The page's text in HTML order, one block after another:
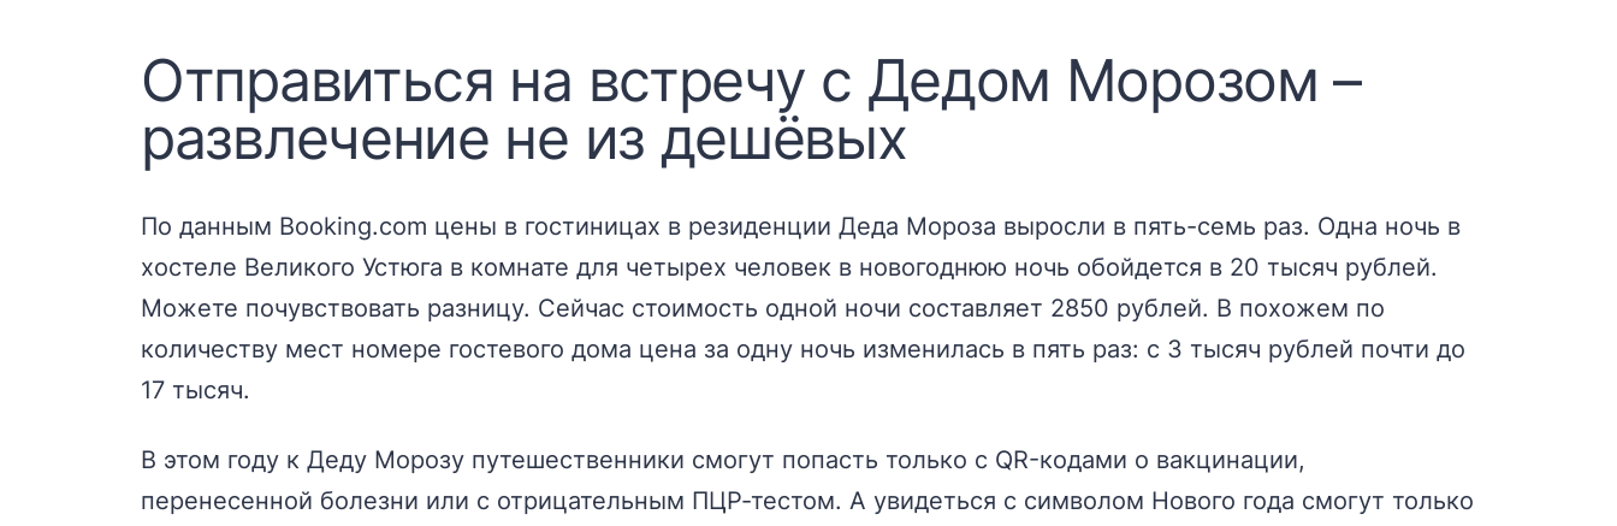
Отправиться на встречу с Дедом Морозом –
развлечение не из дешёвых
По данным Booking.com цены в гостиницах в резиденции Деда Мороза выросли в пять-семь раз. Одна ночь в
хостеле Великого Устюга в комнате для четырех человек в новогоднюю ночь обойдется в 20 тысяч рублей.
Можете почувствовать разницу. Сейчас стоимость одной ночи составляет 2850 рублей. В похожем по
количеству мест номере гостевого дома цена за одну ночь изменилась в пять раз: с 3 тысяч рублей почти до
17 тысяч.
В этом году к Деду Морозу путешественники смогут попасть только с QR-кодами о вакцинации,
перенесенной болезни или с отрицательным ПЦР-тестом. А увидеться с символом Нового года смогут только